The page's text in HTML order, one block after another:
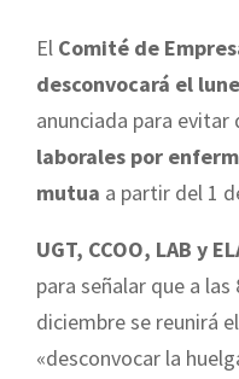
El Comité de
desconvocará el
anunciada para evitar
laborales por
mutua a partir del 1
UGT, CCOO, LAB y
para señalar que a
diciembre se reunirá
«desconvocar la